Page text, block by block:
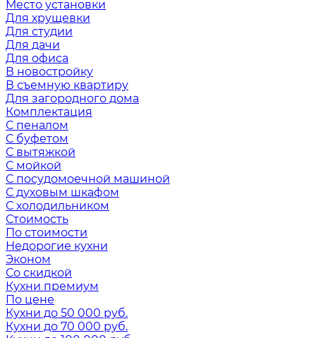
Место установки
Для хрущевки
Для студии
Для дачи
Для офиса
В новостройку
В съемную квартиру
Для загородного дома
Комплектация
С пеналом
С буфетом
С вытяжкой
С мойкой
С посудомоечной машиной
С духовым шкафом
С холодильником
Стоимость
По стоимости
Недорогие кухни
Эконом
Со скидкой
Кухни премиум
По цене
Кухни до 50 000 руб.
Кухни до 70 000 руб.